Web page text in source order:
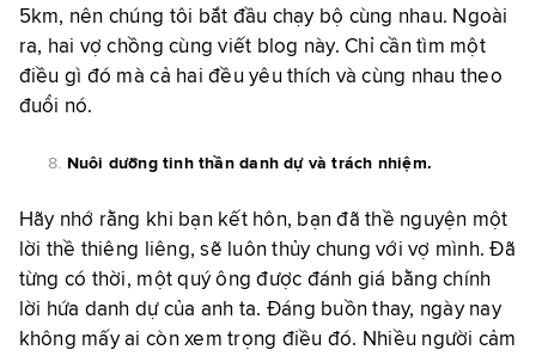
5km, nên chúng tôi bắt đầu chạy bộ cùng nhau. Ngoài
ra, hai vợ chồng cùng viết blog này. Chỉ cần tìm một
điều gì đó mà cả hai đều yêu thích và cùng nhau theo
đuổi nó.
Nuôi dưỡng tinh thần danh dự và trách nhiệm.
Hãy nhớ rằng khi bạn kết hôn, bạn đã thề nguyện một
lời thề thiêng liêng, sẽ luôn thủy chung với vợ mình. Đã
từng có thời, một quý ông được đánh giá bằng chính
lời hứa danh dự của anh ta. Đáng buồn thay, ngày nay
không mấy ai còn xem trọng điều đó. Nhiều người cảm